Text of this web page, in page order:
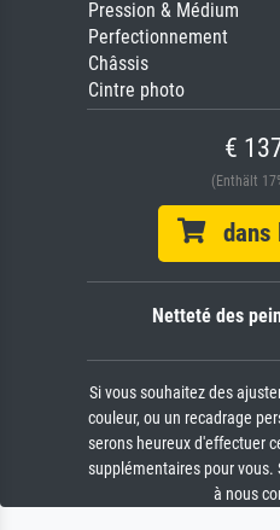
Pression & Médium
Perfectionnement
Châssis
Cintre photo
€
(Enthält
dans
Netteté des
Si vous souhaitez des
couleur, ou un recadrage
serons heureux d'effectuer
supplémentaires pour vous.
à nous